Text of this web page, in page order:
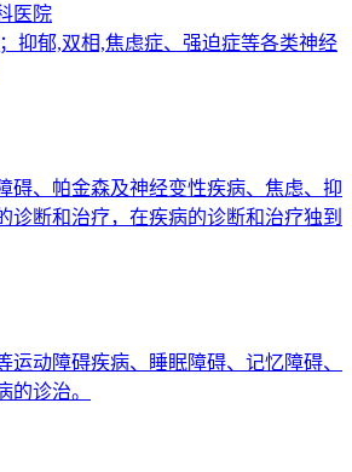
医院
抑郁,双相,焦虑症、强迫症等各类神经
碍、帕金森及神经变性疾病、焦虑、抑
诊断和治疗，在疾病的诊断和治疗独到
运动障碍疾病、睡眠障碍、记忆障碍、
的诊治。